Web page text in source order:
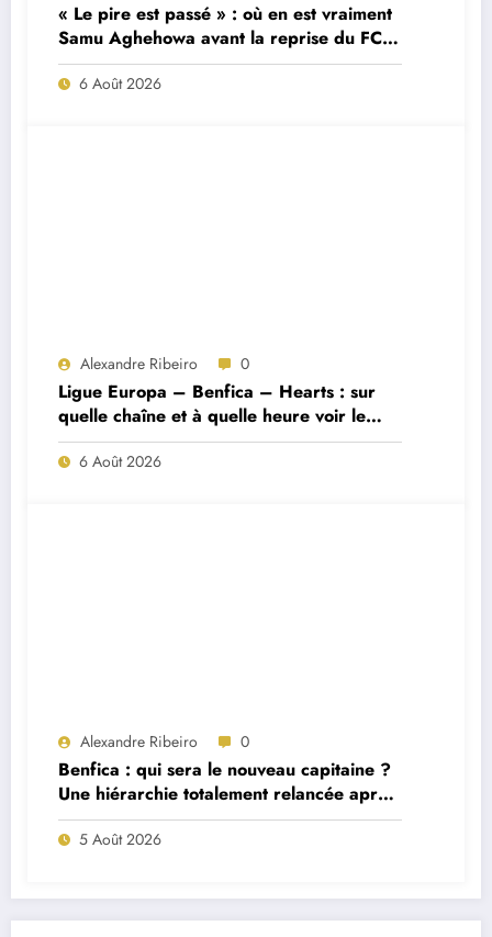
« Le pire est passé » : où en est vraiment
Samu Aghehowa avant la reprise du FC
Porto ?
6 Août 2026
Alexandre Ribeiro 0
Ligue Europa – Benfica – Hearts : sur
quelle chaîne et à quelle heure voir le
match ?
6 Août 2026
Alexandre Ribeiro 0
Benfica : qui sera le nouveau capitaine ?
Une hiérarchie totalement relancée après
deux départs majeurs
5 Août 2026